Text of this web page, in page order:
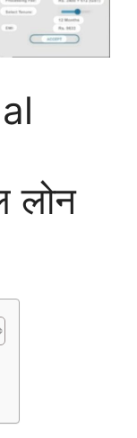
लोन